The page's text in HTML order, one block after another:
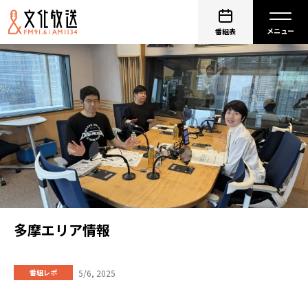
番組表
多摩エリア情報
番組レポ 5/6, 2025